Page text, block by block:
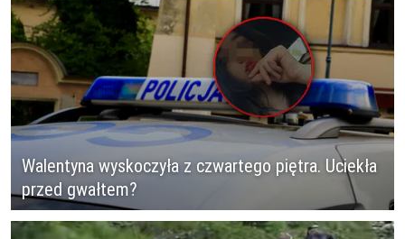
Walentyna wyskoczyła z czwartego piętra. Uciekła
przed gwałtem?